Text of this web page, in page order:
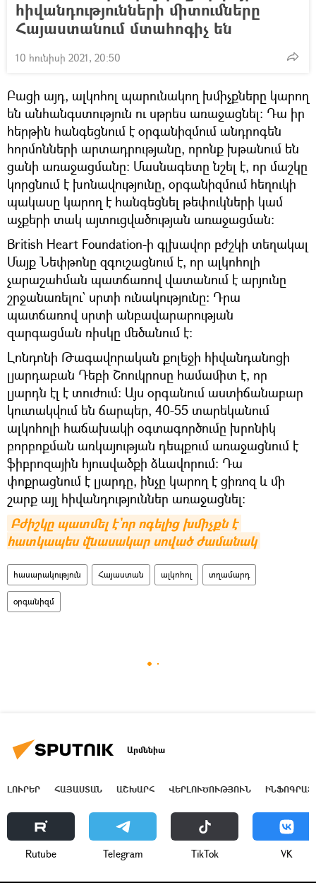
հիվանդությունների միտումները
Հայաստանում մտահոգիչ են
10 հունիսի 2021, 20:50
Բացի այդ, ալկոհոլ պարունակող խմիչքները կարող
են անհանգստություն ու սթրես առաջացնել։ Դա իր
հերթին հանգեցնում է օրգանիզմում անդրոգեն
հորմոնների արտադրությանը, որոնք խթանում են
ցանի առաջացմանը: Մասնագետը նշել է, որ մաշկը
կորցնում է խոնավությունը, օրգանիզմում հեղուկի
պակասը կարող է հանգեցնել թեփուկների կամ
աչքերի տակ այտուցվածության առաջացման:
British Heart Foundation-ի գլխավոր բժշկի տեղակալ
Մայք Նեփթոնը զգուշացնում է, որ ալկոհոլի
չարաշահման պատճառով վատանում է արյունը
շրջանառելու` սրտի ունակությունը: Դրա
պատճառով սրտի անբավարարության
զարգացման ռիսկը մեծանում է։
Լոնդոնի Թագավորական քոլեջի հիվանդանոցի
լյարդաբան Դեբի Շոուկրոսը համամիտ է, որ
լյարդն էլ է տուժում։ Այս օրգանում աստիճանաբար
կուտակվում են ճարպեր, 40-55 տարեկանում
ալկոհոլի հաճախակի օգտագործումը խրոնիկ
բորբոքման առկայության դեպքում առաջացնում է
ֆիբրոզային հյուսվածքի ձևավորում: Դա
փոքրացնում է լյարդը, ինչը կարող է ցիռոզ և մի
շարք այլ հիվանդություններ առաջացնել։
Բժիշկը պատմել է`որ ոգելից խմիչքն է
հատկապես վնասակար սոված ժամանակ
հասարակություն Հայաստան ալկոհոլ տղամարդ
օրգանիզմ
Արմենիա
ԼՈՒՐԵՐ ՀԱՅԱՍՏԱՆ ԱՇԽԱՐՀ ՎԵՐԼՈՒԾՈՒԹՅՈՒՆ
Rutube Telegram ТikТоk VK